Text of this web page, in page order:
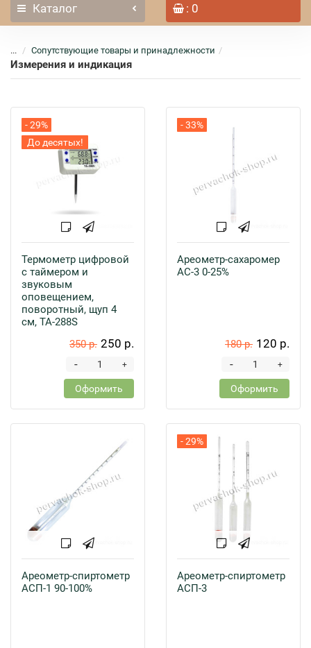
Каталог : 0
... Сопутствующие товары и принадлежности
Измерения и индикация
- 29%
До десятых!
Термометр цифровой
с таймером и
звуковым
оповещением,
поворотный, щуп 4
см, TA-288S
350 р. 250 р.
+
-
Оформить
- 33%
Ареометр-сахаромер
АС-3 0-25%
180 р. 120 р.
+
-
Оформить
Ареометр-спиртометр
АСП-1 90-100%
- 29%
Ареометр-спиртометр
АСП-3